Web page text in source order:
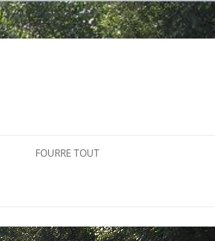
FOURRE TOUT